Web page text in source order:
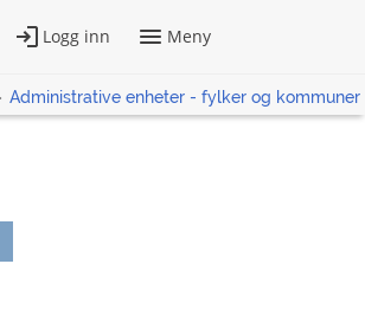
Administrative enheter - fylker og kommuner